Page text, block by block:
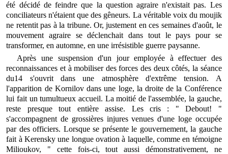
été décidé de feindre que la question agraire n'existait pas. Les
conciliateurs n'étaient que des gêneurs. La véritable voix du moujik
ne retentit pas à la tribune. Or, justement en ces semaines d'août, le
mouvement agraire se déclenchait dans tout le pays pour se
transformer, en automne, en une irrésistible guerre paysanne.
Après une suspension d'un jour employée à effectuer des
reconnaissances et à mobiliser des forces des deux côtés, la séance
du14 s'ouvrit dans une atmosphère d'extrême tension. A
l'apparition de Kornilov dans une loge, la droite de la Conférence
lui fait un tumultueux accueil. La moitié de l'assemblée, la gauche,
reste presque tout entière assise. Les cris : " Debout! "
s'accompagnent de grossières injures venues d'une loge occupée
par des officiers. Lorsque se présente le gouvernement, la gauche
fait à Kerensky une longue ovation à laquelle, comme en témoigne
Milioukov, " cette fois-ci, tout aussi démonstrativement, ne